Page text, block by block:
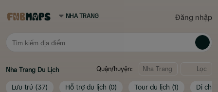
Đăng nhập
Quận/huyện: Lọc
Nha Trang Du Lịch
Lưu trú (37) Hỗ trợ du lịch (0) Tour du lịch (1) Di